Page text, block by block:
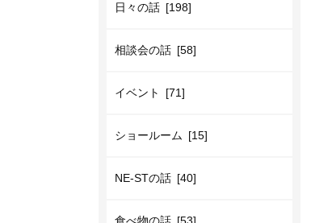
日々の話 [198]
相談会の話 [58]
イベント [71]
ショールーム [15]
NE-STの話 [40]